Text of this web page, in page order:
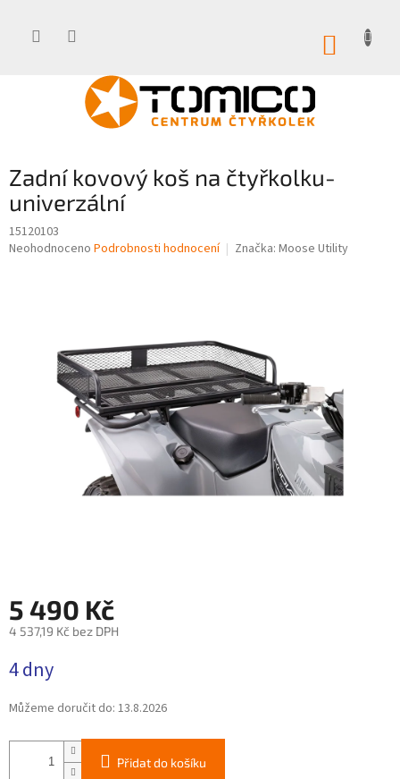
Zadní kovový koš na čtyřkolku-
univerzální
15120103
Průměrné
hvězdiček.
Neohodnoceno Podrobnosti hodnocení Značka: Moose Utility
5 490 Kč
4 537,19 Kč bez DPH
cena:
4 dny
Můžeme doručit do: 13.8.2026
Přidat do košíku